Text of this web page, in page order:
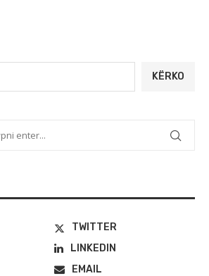
KËRKO
TWITTER
LINKEDIN
EMAIL